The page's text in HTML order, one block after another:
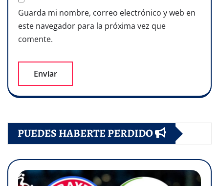
Guarda mi nombre, correo electrónico y web en
este navegador para la próxima vez que
comente.
PUEDES HABERTE PERDIDO